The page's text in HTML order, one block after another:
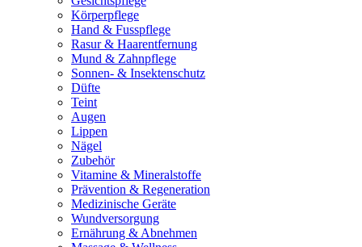
Körperpflege
Hand & Fusspflege
Rasur & Haarentfernung
Mund & Zahnpflege
Sonnen- & Insektenschutz
Düfte
Teint
Augen
Lippen
Nägel
Zubehör
Vitamine & Mineralstoffe
Prävention & Regeneration
Medizinische Geräte
Wundversorgung
Ernährung & Abnehmen